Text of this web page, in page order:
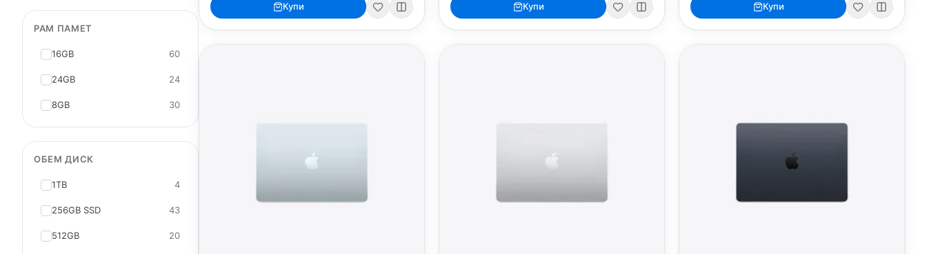
РАМ ПАМЕТ
16GB 60
24GB 24
8GB 30
ОБЕМ ДИСК
1TB 4
256GB SSD 43
512GB 20
Купи Купи Купи